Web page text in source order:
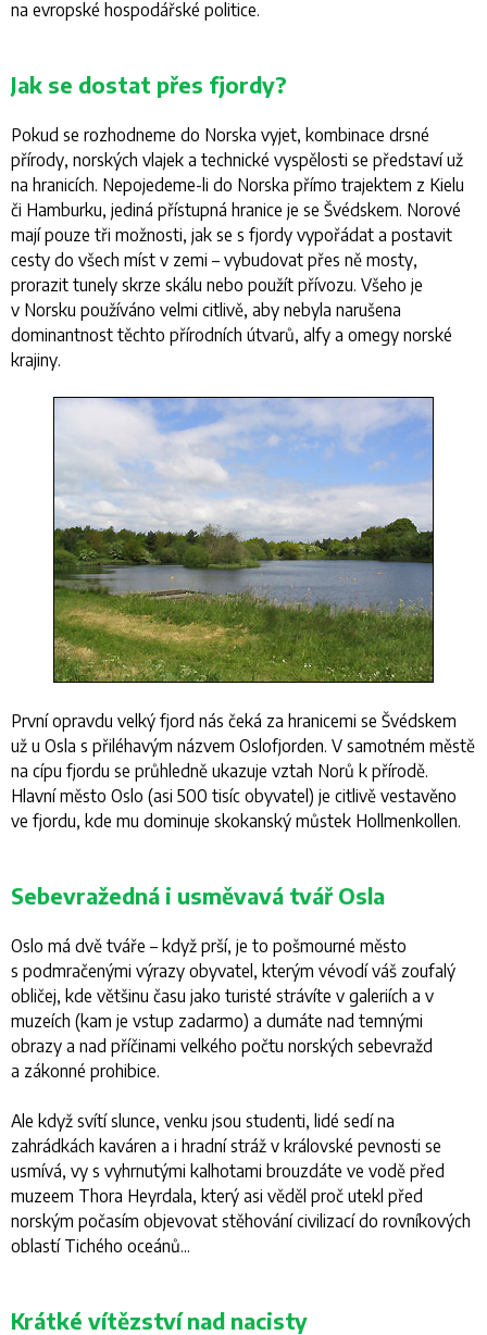
na evropské hospodářské politice.
Jak se dostat přes fjordy?
Pokud se rozhodneme do Norska vyjet, kombinace drsné
přírody, norských vlajek a technické vyspělosti se představí už
na hranicích. Nepojedeme-li do Norska přímo trajektem z Kielu
či Hamburku, jediná přístupná hranice je se Švédskem. Norové
mají pouze tři možnosti, jak se s fjordy vypořádat a postavit
cesty do všech míst v zemi – vybudovat přes ně mosty,
prorazit tunely skrze skálu nebo použít přívozu. Všeho je
v Norsku používáno velmi citlivě, aby nebyla narušena
dominantnost těchto přírodních útvarů, alfy a omegy norské
krajiny.
První opravdu velký fjord nás čeká za hranicemi se Švédskem
už u Osla s přiléhavým názvem Oslofjorden. V samotném městě
na cípu fjordu se průhledně ukazuje vztah Norů k přírodě.
Hlavní město Oslo (asi 500 tisíc obyvatel) je citlivě vestavěno
ve fjordu, kde mu dominuje skokanský můstek Hollmenkollen.
Sebevražedná i usměvavá tvář Osla
Oslo má dvě tváře – když prší, je to pošmourné město
s podmračenými výrazy obyvatel, kterým vévodí váš zoufalý
obličej, kde většinu času jako turisté strávíte v galeriích a v
muzeích (kam je vstup zadarmo) a dumáte nad temnými
obrazy a nad příčinami velkého počtu norských sebevražd
a zákonné prohibice.
Ale když svítí slunce, venku jsou studenti, lidé sedí na
zahrádkách kaváren a i hradní stráž v královské pevnosti se
usmívá, vy s vyhrnutými kalhotami brouzdáte ve vodě před
muzeem Thora Heyrdala, který asi věděl proč utekl před
norským počasím objevovat stěhování civilizací do rovníkových
oblastí Tichého oceánů...
Krátké vítězství nad nacisty